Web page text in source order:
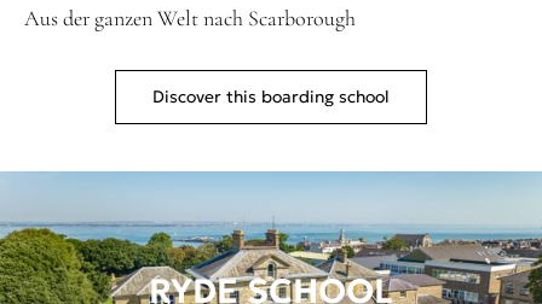
Aus der ganzen Welt nach Scarborough
Discover this boarding school
RYDE SCHOOL